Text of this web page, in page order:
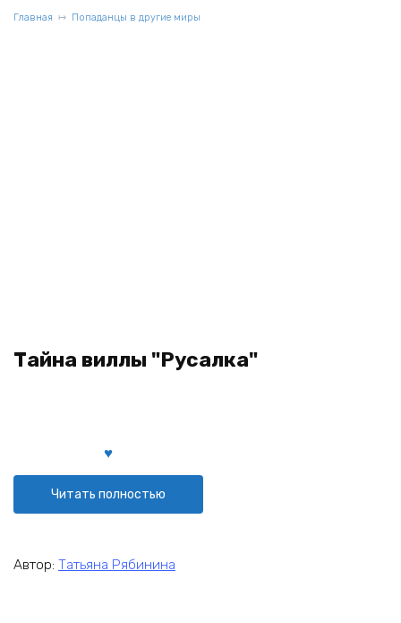
Главная Попаданцы в другие миры
Тайна виллы "Русалка"
Читать полностью
Автор: Татьяна Рябинина